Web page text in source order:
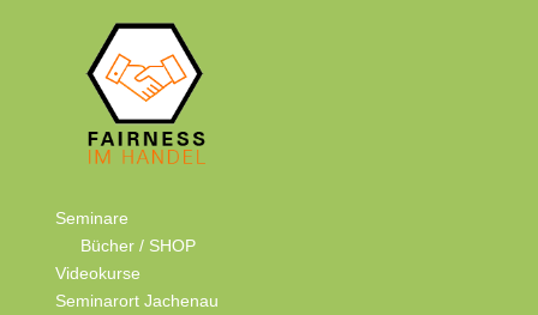
Seminare
Bücher / SHOP
Videokurse
Seminarort Jachenau